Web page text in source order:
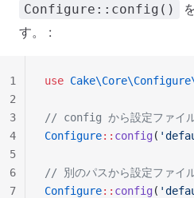
Configure::config()
す。 :
use
// config から設定ファイル
Configure:: config (
// 別のパスから設定ファイ
Configure:: config (
1
2
3
4
5
6
7